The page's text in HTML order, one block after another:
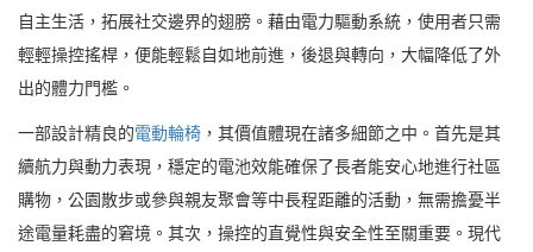
自主生活，拓展社交邊界的翅膀。藉由電力驅動系統，使用者只需
輕輕操控搖桿，便能輕鬆自如地前進，後退與轉向，大幅降低了外
出的體力門檻。
一部設計精良的電動輪椅 ，其價值體現在諸多細節之中。首先是其
續航力與動力表現，穩定的電池效能確保了長者能安心地進行社區
購物，公園散步或參與親友聚會等中長程距離的活動，無需擔憂半
途電量耗盡的窘境。其次，操控的直覺性與安全性至關重要。現代